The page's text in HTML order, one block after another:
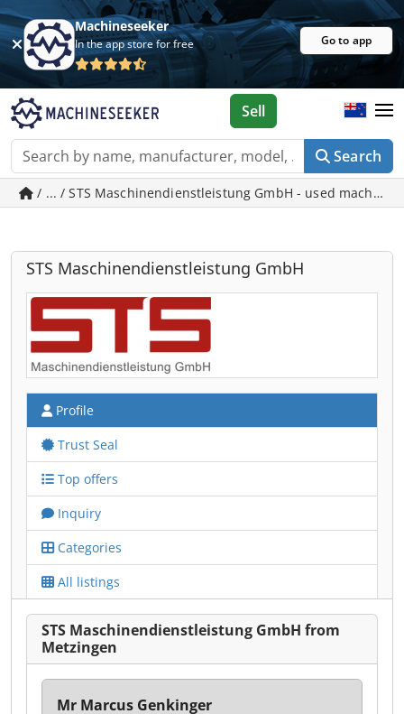
Machineseeker
In the app store for free Go to app
Search
Sell
/ ... / STS Maschinendienstleistung GmbH - used
STS Maschinendienstleistung GmbH
Profile
Trust Seal
Top offers
Inquiry
Categories
All listings
STS Maschinendienstleistung GmbH from
Metzingen
Mr Marcus Genkinger